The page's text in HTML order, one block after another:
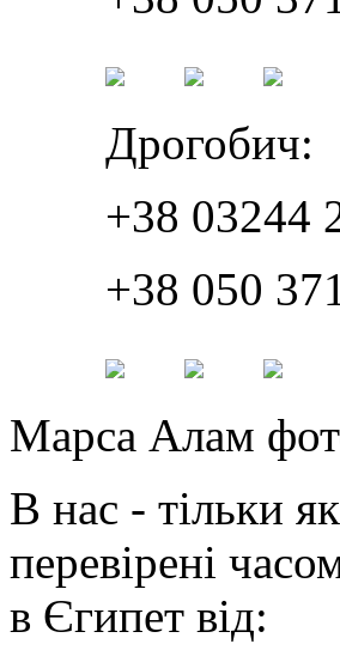
Дрогобич:
+38 03244
+38 050
Марса Алам
В нас - тільки
перевірені
в Єгипет від: